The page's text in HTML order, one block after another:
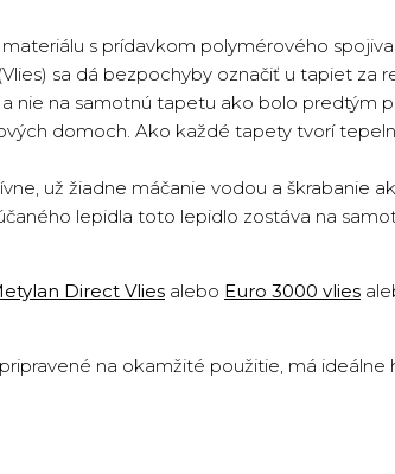
s prídavkom polymérového
sa dá bezpochyby označiť u tapiet za
nie na samotnú tapetu ako bolo predtým
domoch. Ako každé tapety tvorí
už žiadne máčanie vodou a škrabanie
lepidla toto lepidlo zostáva na
Direct Vlies alebo Euro 3000 vlies
na okamžité použitie, má ideálne